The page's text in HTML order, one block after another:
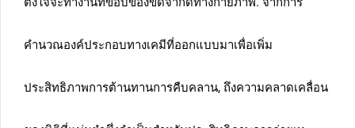
คำนวณองค์ประกอบทางเคมีที่ออกแบบมาเพื่อเพิ่ม
ประสิทธิภาพการต้านทานการคืบคลาน, ถึงความคลาดเคลื่อน